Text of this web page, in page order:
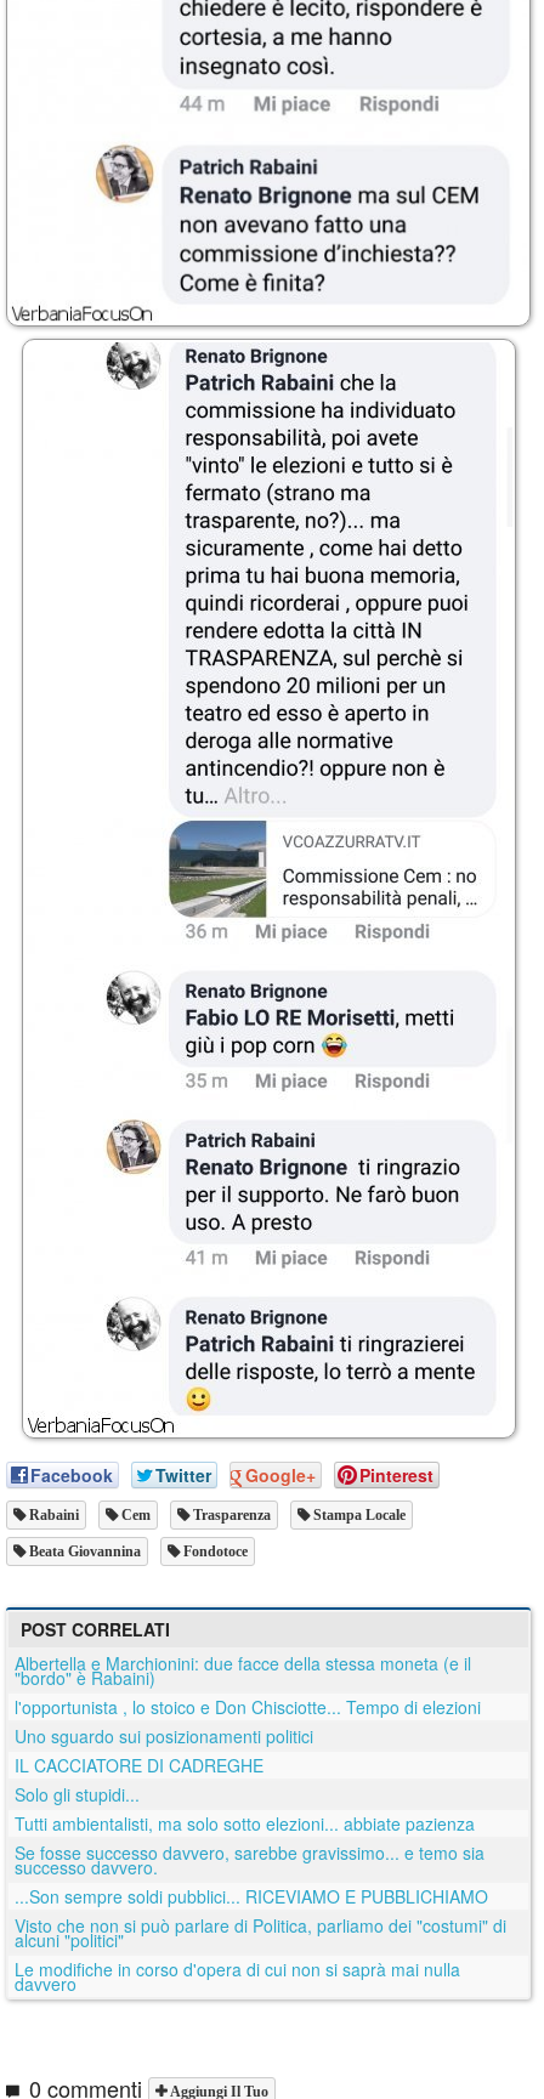
Facebook Twitter Google+ Pinterest
Rabaini Cem Trasparenza Stampa Locale
Beata Giovannina Fondotoce
POST CORRELATI
Albertella e Marchionini: due facce della stessa moneta (e il
"bordo" è Rabaini)
l'opportunista , lo stoico e Don Chisciotte... Tempo di elezioni
Uno sguardo sui posizionamenti politici
IL CACCIATORE DI CADREGHE
Solo gli stupidi...
Tutti ambientalisti, ma solo sotto elezioni... abbiate pazienza
Se fosse successo davvero, sarebbe gravissimo... e temo sia
successo davvero.
...Son sempre soldi pubblici... RICEVIAMO E PUBBLICHIAMO
Visto che non si può parlare di Politica, parliamo dei "costumi" di
alcuni "politici"
Le modifiche in corso d'opera di cui non si saprà mai nulla
davvero
0 commenti Aggiungi Il Tuo